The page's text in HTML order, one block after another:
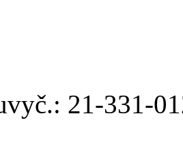
č.: 21-331-